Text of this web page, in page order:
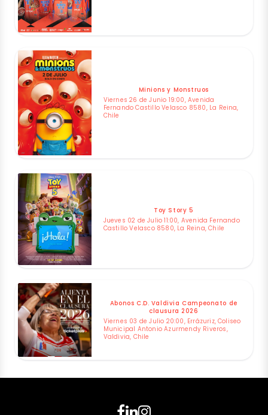
Minions y Monstruos
Viernes 26 de Junio 19:00, Avenida
Fernando Castillo Velasco 8580, La Reina,
Chile
Toy Story 5
Jueves 02 de Julio 11:00, Avenida Fernando
Castillo Velasco 8580, La Reina, Chile
Abonos C.D. Valdivia Campeonato de
clausura 2026
Viernes 03 de Julio 20:00, Errázuriz, Coliseo
Municipal Antonio Azurmendy Riveros,
Valdivia, Chile